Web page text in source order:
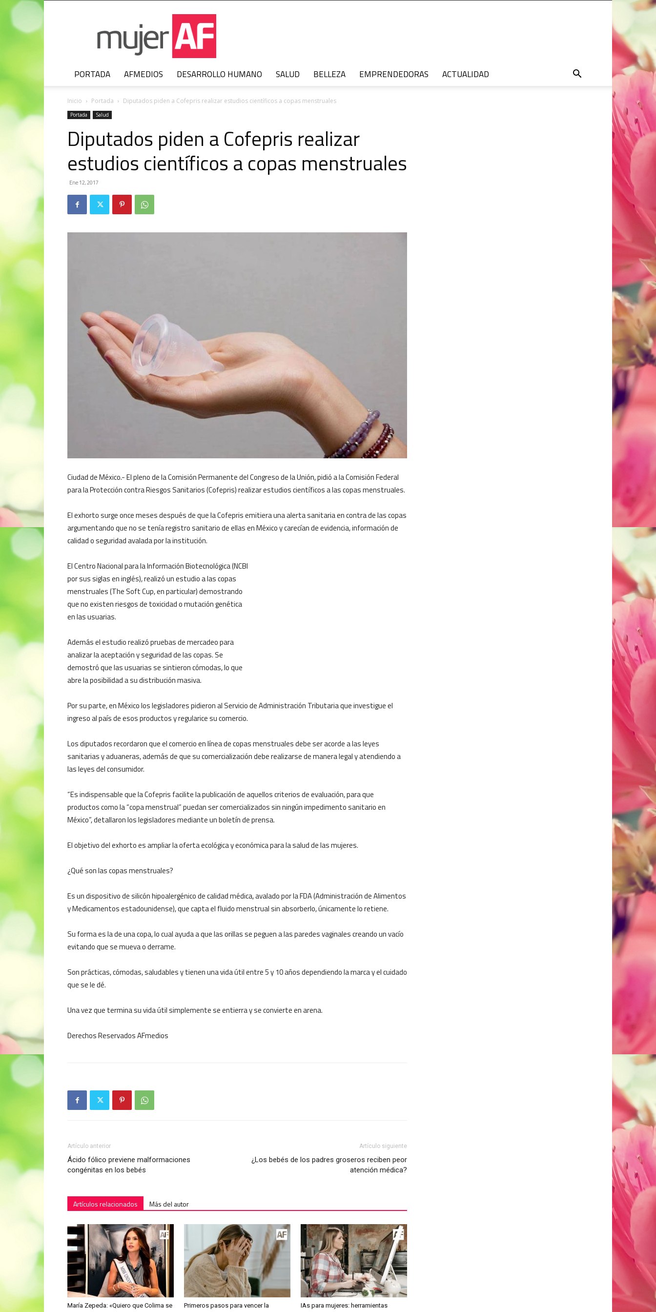
PORTADA AFMEDIOS DESARROLLO HUMANO SALUD BELLEZA EMPRENDEDORAS ACTUALIDAD
Inicio Portada Diputados piden a Cofepris realizar estudios científicos a copas menstruales
Portada Salud
Diputados piden a Cofepris realizar
estudios científicos a copas menstruales
Ene 12, 2017
Ciudad de México.- El pleno de la Comisión Permanente del Congreso de la Unión, pidió a la Comisión Federal
para la Protección contra Riesgos Sanitarios (Cofepris) realizar estudios científicos a las copas menstruales.
El exhorto surge once meses después de que la Cofepris emitiera una alerta sanitaria en contra de las copas
argumentando que no se tenía registro sanitario de ellas en México y carecían de evidencia, información de
calidad o seguridad avalada por la institución.
El Centro Nacional para la Información Biotecnológica (NCBI
por sus siglas en inglés), realizó un estudio a las copas
menstruales (The Soft Cup, en particular) demostrando
que no existen riesgos de toxicidad o mutación genética
en las usuarias.
Además el estudio realizó pruebas de mercadeo para
analizar la aceptación y seguridad de las copas. Se
demostró que las usuarias se sintieron cómodas, lo que
abre la posibilidad a su distribución masiva.
Por su parte, en México los legisladores pidieron al Servicio de Administración Tributaria que investigue el
ingreso al país de esos productos y regularice su comercio.
Los diputados recordaron que el comercio en línea de copas menstruales debe ser acorde a las leyes
sanitarias y aduaneras, además de que su comercialización debe realizarse de manera legal y atendiendo a
las leyes del consumidor.
“Es indispensable que la Cofepris facilite la publicación de aquellos criterios de evaluación, para que
productos como la “copa menstrual” puedan ser comercializados sin ningún impedimento sanitario en
México”, detallaron los legisladores mediante un boletín de prensa.
El objetivo del exhorto es ampliar la oferta ecológica y económica para la salud de las mujeres.
¿Qué son las copas menstruales?
Es un dispositivo de silicón hipoalergénico de calidad médica, avalado por la FDA (Administración de Alimentos
y Medicamentos estadounidense), que capta el fluido menstrual sin absorberlo, únicamente lo retiene.
Su forma es la de una copa, lo cual ayuda a que las orillas se peguen a las paredes vaginales creando un vacío
evitando que se mueva o derrame.
Son prácticas, cómodas, saludables y tienen una vida útil entre 5 y 10 años dependiendo la marca y el cuidado
que se le dé.
Una vez que termina su vida útil simplemente se entierra y se convierte en arena.
Derechos Reservados AFmedios
Artículo anterior
Ácido fólico previene malformaciones
congénitas en los bebés
Artículo siguiente
¿Los bebés de los padres groseros reciben peor
atención médica?
Artículos relacionados Más del autor
María Zepeda: «Quiero que Colima se
Primeros pasos para vencer la
IAs para mujeres: herramientas